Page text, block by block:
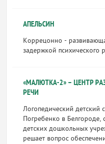
АПЕЛЬСИН
Коррецонно -
задержкой психического
«МАЛЮТКА-2» – ЦЕНТР
РЕЧИ
Логопедический детский
Погребенко в Белгороде,
детских дошкольных
решает вопрос